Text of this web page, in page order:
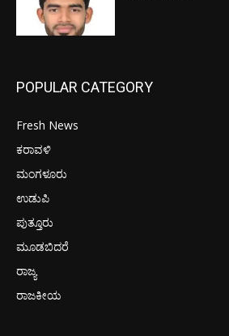
POPULAR CATEGORY
Fresh News
ಕರಾವಳಿ
ಮಂಗಳೂರು
ಉಡುಪಿ
ಪುತ್ತೂರು
ಮೂಡಬಿದರೆ
ರಾಜ್ಯ
ರಾಜಕೀಯ